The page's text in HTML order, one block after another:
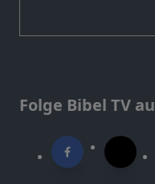
Folge Bibel TV